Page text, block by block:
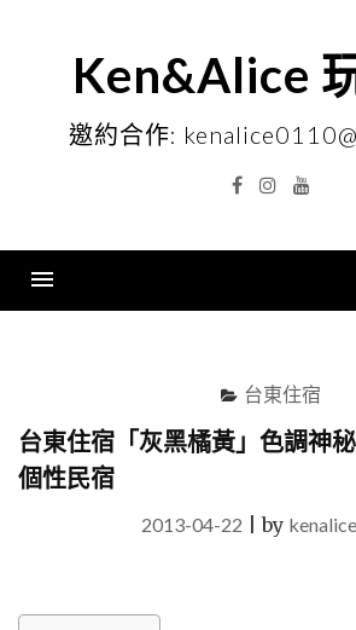
Ken&Alice
邀約合作:
FacebookInstagram
台東住宿
台東住宿「灰黑橘黃」色調神
個性民宿
2013-04-22 |by